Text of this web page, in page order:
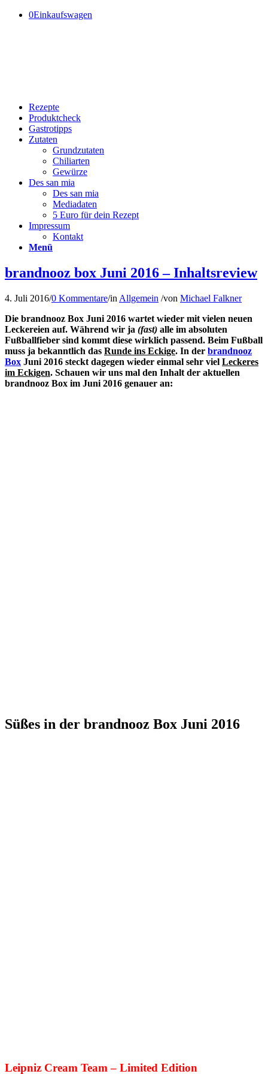
0Einkaufswagen
Rezepte
Produktcheck
Gastrotipps
Zutaten
Grundzutaten
Chiliarten
Gewürze
Des san mia
Des san mia
Mediadaten
5 Euro für dein Rezept
Impressum
Kontakt
Menü
brandnooz box Juni 2016 – Inhaltsreview
4. Juli 2016/0 Kommentare/in Allgemein /von Michael Falkner
Die brandnooz Box Juni 2016 wartet wieder mit vielen neuen
Leckereien auf. Während wir ja (fast) alle im absoluten
Fußballfieber sind kommt diese wirklich passend. Beim Fußball
muss ja bekanntlich das Runde ins Eckige. In der brandnooz
Box Juni 2016 steckt dagegen wieder einmal sehr viel Leckeres
im Eckigen. Schauen wir uns mal den Inhalt der aktuellen
brandnooz Box im Juni 2016 genauer an:
Süßes in der brandnooz Box Juni 2016
Leipniz Cream Team – Limited Edition